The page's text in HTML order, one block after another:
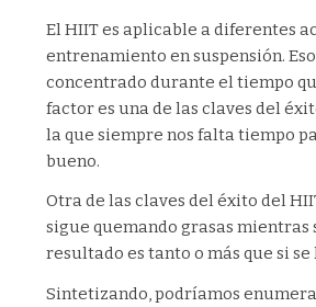
El HIIT es aplicable a diferentes
entrenamiento en suspensión.
concentrado durante el tiempo
factor es una de las claves del
la que siempre nos falta tiempo
bueno.
Otra de las claves del éxito del
sigue quemando grasas
resultado es tanto o más que si
Sintetizando, podríamos